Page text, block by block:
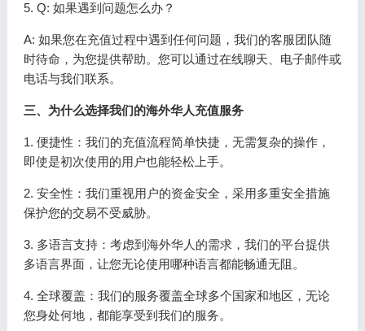
5. Q: 如果遇到问题怎么办？
A: 如果您在充值过程中遇到任何问题，我们的客服团队随
时待命，为您提供帮助。您可以通过在线聊天、电子邮件或
电话与我们联系。
三、为什么选择我们的海外华人充值服务
1. 便捷性：我们的充值流程简单快捷，无需复杂的操作，
即使是初次使用的用户也能轻松上手。
2. 安全性：我们重视用户的资金安全，采用多重安全措施
保护您的交易不受威胁。
3. 多语言支持：考虑到海外华人的需求，我们的平台提供
多语言界面，让您无论使用哪种语言都能畅通无阻。
4. 全球覆盖：我们的服务覆盖全球多个国家和地区，无论
您身处何地，都能享受到我们的服务。